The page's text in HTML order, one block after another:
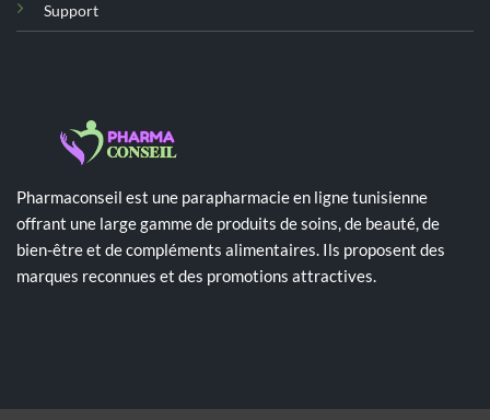
Support
Pharmaconseil est une parapharmacie en ligne tunisienne
offrant une large gamme de produits de soins, de beauté, de
bien-être et de compléments alimentaires. Ils proposent des
marques reconnues et des promotions attractives.